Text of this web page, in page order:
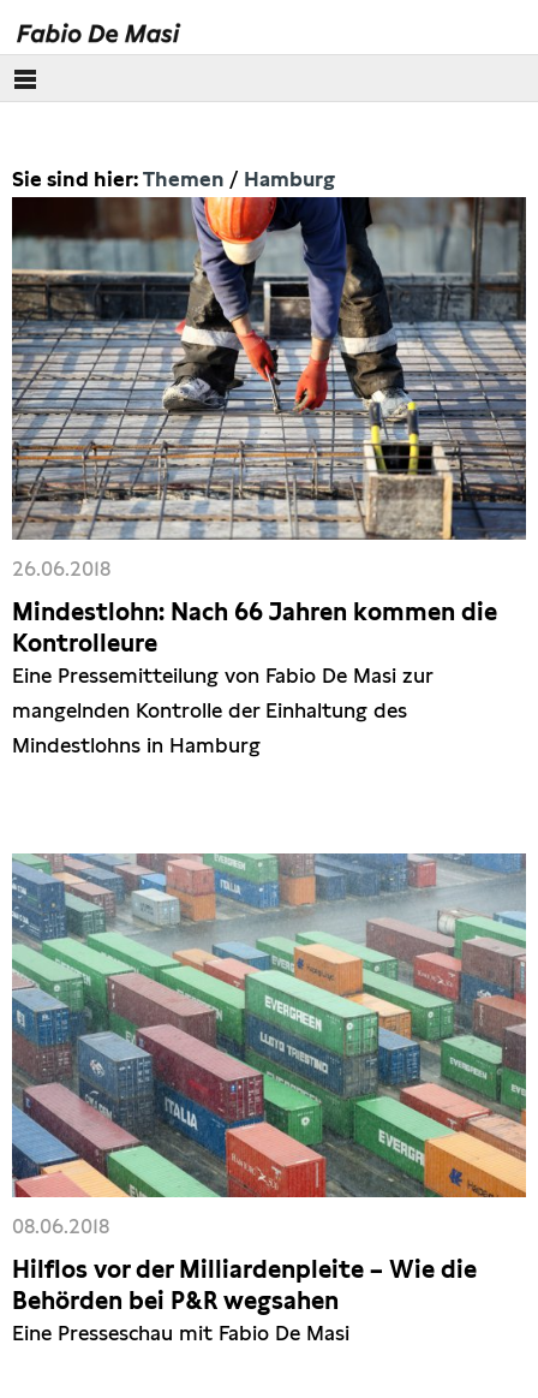
Europäisches Parlament
Themen
Wirecard
Eurokrise
Lobbyismus
Steuern
Freihandel
Arbeit
Hamburg
Sie sind hier: Themen Hamburg
26.06.2018
Mindestlohn: Nach 66 Jahren kommen die
Kontrolleure
Eine Pressemitteilung von Fabio De Masi zur
mangelnden Kontrolle der Einhaltung des
Mindestlohns in Hamburg
08.06.2018
Hilflos vor der Milliardenpleite – Wie die
Behörden bei P&R wegsahen
Eine Presseschau mit Fabio De Masi